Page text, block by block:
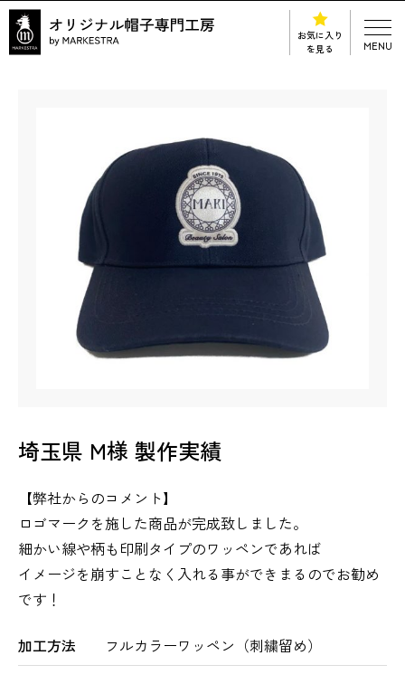
お気に入り
を見る
MENU
埼玉県 M様 製作実績
【弊社からのコメント】
ロゴマークを施した商品が完成致しました。
細かい線や柄も印刷タイプのワッペンであれば
イメージを崩すことなく入れる事ができまるのでお勧め
です！
加工方法 フルカラーワッペン（刺繍留め）